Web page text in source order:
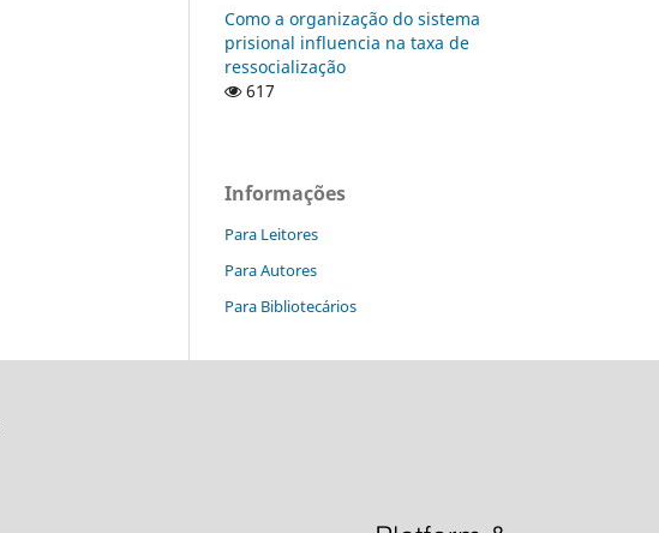
Como a organização do sistema
prisional influencia na taxa de
ressocialização
617
Informações
Para Leitores
Para Autores
Para Bibliotecários